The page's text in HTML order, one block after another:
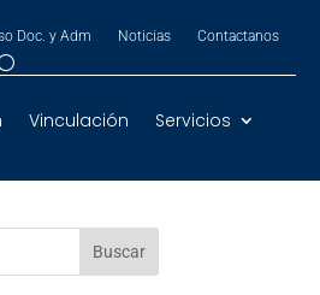
Doc. y Adm Noticias Contactanos
Vinculación Servicios
Buscar